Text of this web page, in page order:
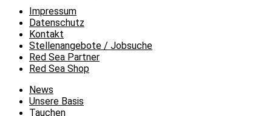
Impressum
Datenschutz
Kontakt
Stellenangebote / Jobsuche
Red Sea Partner
Red Sea Shop
News
Unsere Basis
Tauchen